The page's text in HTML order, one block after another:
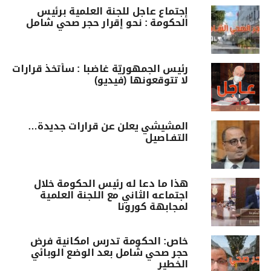
إجتماع عاجل للجنة العلمية برئيس
الحكومة : نحو إقرار حجر صحي شامل
رئيس الجمهوريّة غاضبا : سأتخذ قرارات
لا تتوقعونها (فيديو)
المشيشي يعلن عن قرارات جديدة…
التفـاصيل
هذا ما دعا له رئيس الحكومة خلال
اجتماعه الثاني مع اللجنة العلمية
لمجابهة كورونا
خاص: الحكومة تدرس امكانية فرض
حجر صحي شامل بعد الوضع الوبائي
الخطير